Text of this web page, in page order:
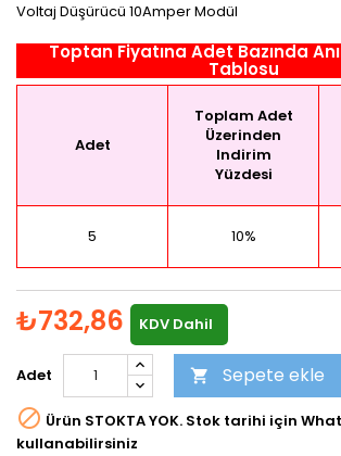
Voltaj Düşürücü 10Amper Modül
Toptan Fiyatına Adet Bazında
Tablosu
Adet
Toplam Adet
Üzerinden
Indirim
Yüzdesi
5 10%
₺732,86 KDV Dahil
Adet  Sepete ekle
 Ürün STOKTA YOK. Stok tarihi için
kullanabilirsiniz